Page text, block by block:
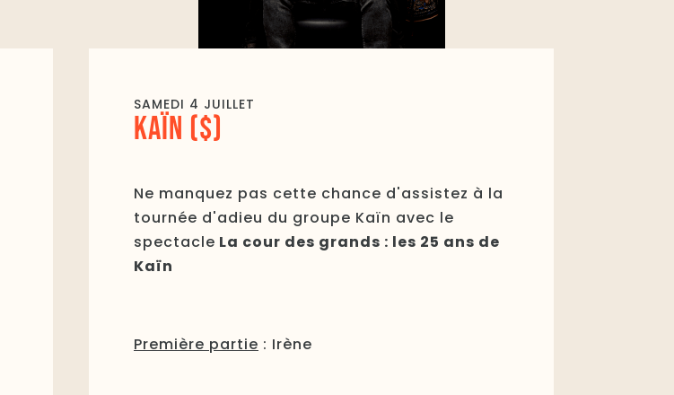
SAMEDI 4 JUILLET
KAÏN ($)
Ne manquez pas cette chance d'assistez à la
tournée d'adieu du groupe Kaïn avec le
spectacle La cour des grands : les 25 ans de
Kaïn
Première partie : Irène